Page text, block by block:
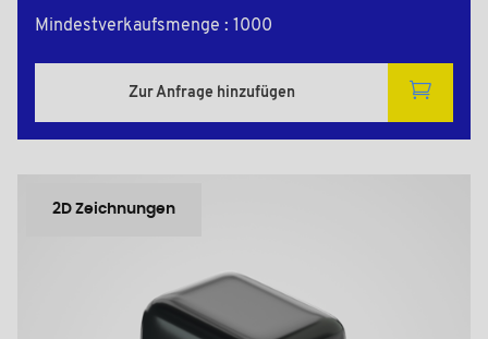
Mindestverkaufsmenge : 1000
Zur Anfrage hinzufügen
2D Zeichnungen